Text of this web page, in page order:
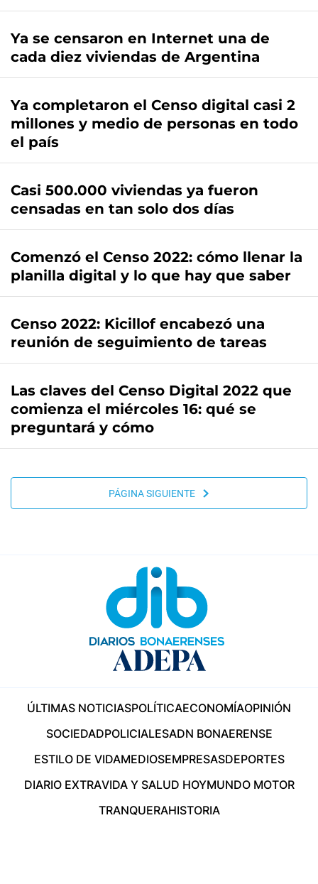
Ya se censaron en Internet una de
cada diez viviendas de Argentina
Ya completaron el Censo digital casi 2
millones y medio de personas en todo
el país
Casi 500.000 viviendas ya fueron
censadas en tan solo dos días
Comenzó el Censo 2022: cómo llenar la
planilla digital y lo que hay que saber
Censo 2022: Kicillof encabezó una
reunión de seguimiento de tareas
Las claves del Censo Digital 2022 que
comienza el miércoles 16: qué se
preguntará y cómo
PÁGINA SIGUIENTE
ÚLTIMAS NOTICIASPOLÍTICAECONOMÍAOPINIÓN
SOCIEDADPOLICIALESADN BONAERENSE
ESTILO DE VIDAMEDIOSEMPRESASDEPORTES
DIARIO EXTRAVIDA Y SALUD HOYMUNDO MOTOR
TRANQUERAHISTORIA